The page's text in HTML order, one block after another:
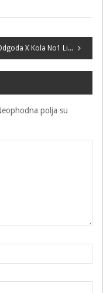
Odgoda X Kola No1 Lige mladih KKS SBK/KSB
polja su